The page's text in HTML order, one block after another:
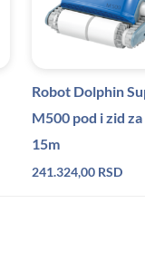
Robot Dolphin
M500 pod i zid za
15m
241.324,00 RSD